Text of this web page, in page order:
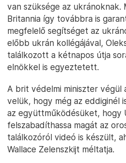
van szüksége az
Britannia így továbbra is
megfelelő segítséget az
előbb ukrán kollégájával,
találkozott a kétnapos útja
elnökkel is egyeztetett.
A brit védelmi miniszter végül
velük, hogy még az eddiginél
az együttműködésüket, hogy
felszabadíthassa magát az
találkozóról videó is készült,
Wallace Zelenszkijt méltatja.